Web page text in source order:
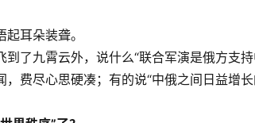
耳朵装聋。
到了九霄云外，说什么“联合军演是俄方支
，费尽心思硬凑；有的说“中俄之间日益增